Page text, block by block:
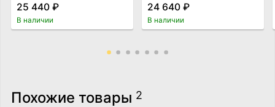
25 440 ₽
В наличии
24 640 ₽
В наличии
Похожие товары 2